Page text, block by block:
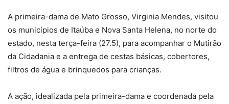
A primeira-dama de Mato Grosso, Virginia Mendes, visitou
os municípios de Itaúba e Nova Santa Helena, no norte do
estado, nesta terça-feira (27.5), para acompanhar o Mutirão
da Cidadania e a entrega de cestas básicas, cobertores,
filtros de água e brinquedos para crianças.
A ação, idealizada pela primeira-dama e coordenada pela